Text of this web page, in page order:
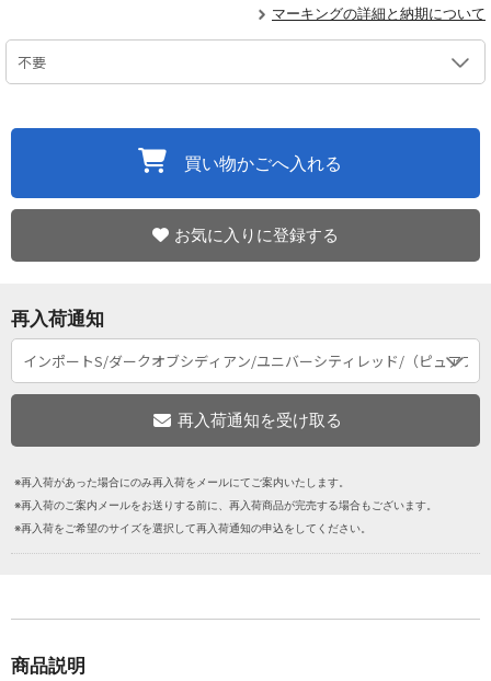
マーキングの詳細と納期について
買い物かごへ入れる
お気に入りに登録する
再入荷通知
※再入荷があった場合にのみ再入荷をメールにてご案内いたします。
※再入荷のご案内メールをお送りする前に、再入荷商品が完売する場合もございます。
※再入荷をご希望のサイズを選択して再入荷通知の申込をしてください。
商品説明